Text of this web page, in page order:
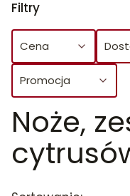
Filtry
Cena
Promocja
Koniec filtrów
Noże,